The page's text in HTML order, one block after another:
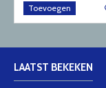
Toevoegen
LAATST BEKEKEN